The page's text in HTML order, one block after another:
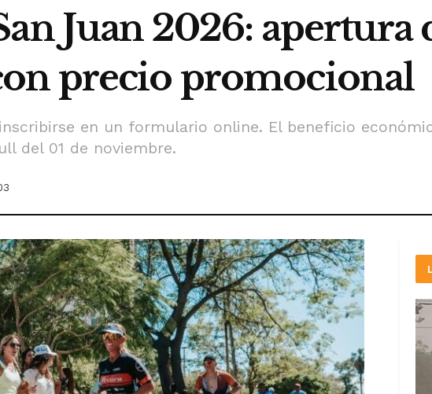
Juan 2026: apertura
precio promocional
en un formulario online. El beneficio
del 01 de noviembre.